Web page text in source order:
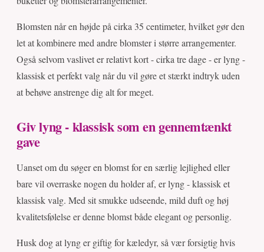
Blomsten når en højde på cirka 35 centimeter, hvilket gør den
let at kombinere med andre blomster i større arrangementer.
Også selvom vaslivet er relativt kort - cirka tre dage - er lyng -
klassisk et perfekt valg når du vil gøre et stærkt indtryk uden
at behøve anstrenge dig alt for meget.
Giv lyng - klassisk som en gennemtænkt
gave
Uanset om du søger en blomst for en særlig lejlighed eller
bare vil overraske nogen du holder af, er lyng - klassisk et
klassisk valg. Med sit smukke udseende, mild duft og høj
kvalitetsfølelse er denne blomst både elegant og personlig.
Husk dog at lyng er giftig for kæledyr, så vær forsigtig hvis